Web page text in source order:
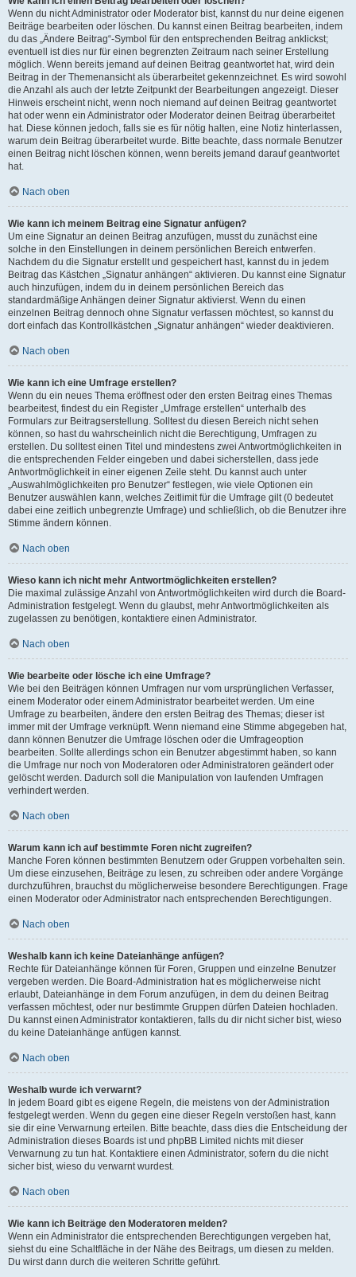
Wenn du nicht Administrator oder Moderator bist, kannst du nur deine eigenen
Beiträge bearbeiten oder löschen. Du kannst einen Beitrag bearbeiten, indem
du das „Ändere Beitrag“-Symbol für den entsprechenden Beitrag anklickst;
eventuell ist dies nur für einen begrenzten Zeitraum nach seiner Erstellung
möglich. Wenn bereits jemand auf deinen Beitrag geantwortet hat, wird dein
Beitrag in der Themenansicht als überarbeitet gekennzeichnet. Es wird sowohl
die Anzahl als auch der letzte Zeitpunkt der Bearbeitungen angezeigt. Dieser
Hinweis erscheint nicht, wenn noch niemand auf deinen Beitrag geantwortet
hat oder wenn ein Administrator oder Moderator deinen Beitrag überarbeitet
hat. Diese können jedoch, falls sie es für nötig halten, eine Notiz hinterlassen,
warum dein Beitrag überarbeitet wurde. Bitte beachte, dass normale Benutzer
einen Beitrag nicht löschen können, wenn bereits jemand darauf geantwortet
hat.
Nach oben
Wie kann ich meinem Beitrag eine Signatur anfügen?
Um eine Signatur an deinen Beitrag anzufügen, musst du zunächst eine
solche in den Einstellungen in deinem persönlichen Bereich entwerfen.
Nachdem du die Signatur erstellt und gespeichert hast, kannst du in jedem
Beitrag das Kästchen „Signatur anhängen“ aktivieren. Du kannst eine Signatur
auch hinzufügen, indem du in deinem persönlichen Bereich das
standardmäßige Anhängen deiner Signatur aktivierst. Wenn du einen
einzelnen Beitrag dennoch ohne Signatur verfassen möchtest, so kannst du
dort einfach das Kontrollkästchen „Signatur anhängen“ wieder deaktivieren.
Nach oben
Wie kann ich eine Umfrage erstellen?
Wenn du ein neues Thema eröffnest oder den ersten Beitrag eines Themas
bearbeitest, findest du ein Register „Umfrage erstellen“ unterhalb des
Formulars zur Beitragserstellung. Solltest du diesen Bereich nicht sehen
können, so hast du wahrscheinlich nicht die Berechtigung, Umfragen zu
erstellen. Du solltest einen Titel und mindestens zwei Antwortmöglichkeiten in
die entsprechenden Felder eingeben und dabei sicherstellen, dass jede
Antwortmöglichkeit in einer eigenen Zeile steht. Du kannst auch unter
„Auswahlmöglichkeiten pro Benutzer“ festlegen, wie viele Optionen ein
Benutzer auswählen kann, welches Zeitlimit für die Umfrage gilt (0 bedeutet
dabei eine zeitlich unbegrenzte Umfrage) und schließlich, ob die Benutzer ihre
Stimme ändern können.
Nach oben
Wieso kann ich nicht mehr Antwortmöglichkeiten erstellen?
Die maximal zulässige Anzahl von Antwortmöglichkeiten wird durch die Board-
Administration festgelegt. Wenn du glaubst, mehr Antwortmöglichkeiten als
zugelassen zu benötigen, kontaktiere einen Administrator.
Nach oben
Wie bearbeite oder lösche ich eine Umfrage?
Wie bei den Beiträgen können Umfragen nur vom ursprünglichen Verfasser,
einem Moderator oder einem Administrator bearbeitet werden. Um eine
Umfrage zu bearbeiten, ändere den ersten Beitrag des Themas; dieser ist
immer mit der Umfrage verknüpft. Wenn niemand eine Stimme abgegeben hat,
dann können Benutzer die Umfrage löschen oder die Umfrageoption
bearbeiten. Sollte allerdings schon ein Benutzer abgestimmt haben, so kann
die Umfrage nur noch von Moderatoren oder Administratoren geändert oder
gelöscht werden. Dadurch soll die Manipulation von laufenden Umfragen
verhindert werden.
Nach oben
Warum kann ich auf bestimmte Foren nicht zugreifen?
Manche Foren können bestimmten Benutzern oder Gruppen vorbehalten sein.
Um diese einzusehen, Beiträge zu lesen, zu schreiben oder andere Vorgänge
durchzuführen, brauchst du möglicherweise besondere Berechtigungen. Frage
einen Moderator oder Administrator nach entsprechenden Berechtigungen.
Nach oben
Weshalb kann ich keine Dateianhänge anfügen?
Rechte für Dateianhänge können für Foren, Gruppen und einzelne Benutzer
vergeben werden. Die Board-Administration hat es möglicherweise nicht
erlaubt, Dateianhänge in dem Forum anzufügen, in dem du deinen Beitrag
verfassen möchtest, oder nur bestimmte Gruppen dürfen Dateien hochladen.
Du kannst einen Administrator kontaktieren, falls du dir nicht sicher bist, wieso
du keine Dateianhänge anfügen kannst.
Nach oben
Weshalb wurde ich verwarnt?
In jedem Board gibt es eigene Regeln, die meistens von der Administration
festgelegt werden. Wenn du gegen eine dieser Regeln verstoßen hast, kann
sie dir eine Verwarnung erteilen. Bitte beachte, dass dies die Entscheidung der
Administration dieses Boards ist und phpBB Limited nichts mit dieser
Verwarnung zu tun hat. Kontaktiere einen Administrator, sofern du die nicht
sicher bist, wieso du verwarnt wurdest.
Nach oben
Wie kann ich Beiträge den Moderatoren melden?
Wenn ein Administrator die entsprechenden Berechtigungen vergeben hat,
siehst du eine Schaltfläche in der Nähe des Beitrags, um diesen zu melden.
Du wirst dann durch die weiteren Schritte geführt.